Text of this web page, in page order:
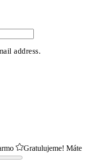
address.
Gratulujeme! Máte